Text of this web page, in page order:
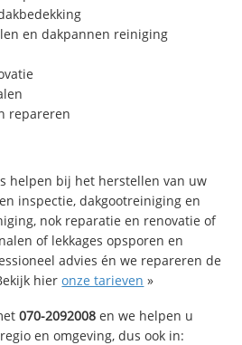
en dakpannen reiniging
repareren
helpen bij het herstellen van uw
inspectie, dakgootreiniging en
nok reparatie en renovatie of
of lekkages opsporen en
advies én we repareren de
hieronze tarieven »
070-2092008 en we helpen u
en omgeving, dus ook in: